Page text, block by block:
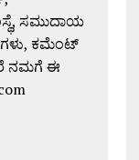
ಸಮುದಾಯ
ಕಮೆಂಟ್
ನಮಗೆ ಈ